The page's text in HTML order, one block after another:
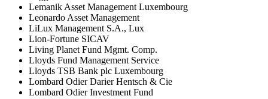
Lemanik Asset Management Luxembourg
Leonardo Asset Management
LiLux Management S.A., Lux
Lion-Fortune SICAV
Living Planet Fund Mgmt. Comp.
Lloyds Fund Management Service
Lloyds TSB Bank plc Luxembourg
Lombard Odier Darier Hentsch & Cie
Lombard Odier Investment Fund